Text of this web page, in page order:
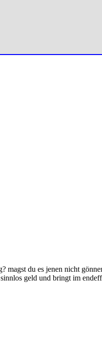
du es jenen nicht
geld und bringt im